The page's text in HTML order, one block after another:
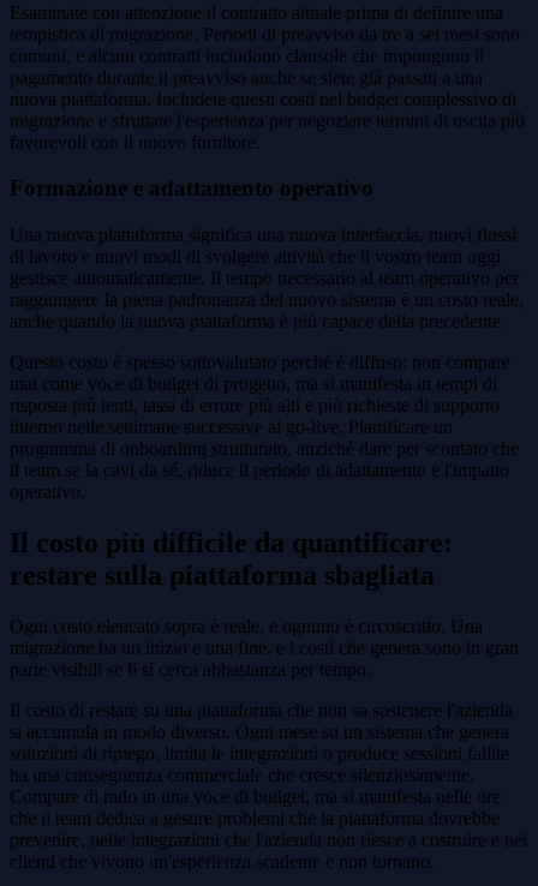
Esaminate con attenzione il contratto attuale prima di definire una
tempistica di migrazione. Periodi di preavviso da tre a sei mesi sono
comuni, e alcuni contratti includono clausole che impongono il
pagamento durante il preavviso anche se siete già passati a una
nuova piattaforma. Includete questi costi nel budget complessivo di
migrazione e sfruttate l'esperienza per negoziare termini di uscita più
favorevoli con il nuovo fornitore.
Formazione e adattamento operativo
Una nuova piattaforma significa una nuova interfaccia, nuovi flussi
di lavoro e nuovi modi di svolgere attività che il vostro team oggi
gestisce automaticamente. Il tempo necessario al team operativo per
raggiungere la piena padronanza del nuovo sistema è un costo reale,
anche quando la nuova piattaforma è più capace della precedente.
Questo costo è spesso sottovalutato perché è diffuso: non compare
mai come voce di budget di progetto, ma si manifesta in tempi di
risposta più lenti, tassi di errore più alti e più richieste di supporto
interno nelle settimane successive al go-live. Pianificare un
programma di onboarding strutturato, anziché dare per scontato che
il team se la cavi da sé, riduce il periodo di adattamento e l'impatto
operativo.
Il costo più difficile da quantificare:
restare sulla piattaforma sbagliata
Ogni costo elencato sopra è reale, e ognuno è circoscritto. Una
migrazione ha un inizio e una fine, e i costi che genera sono in gran
parte visibili se li si cerca abbastanza per tempo.
Il costo di restare su una piattaforma che non sa sostenere l'azienda
si accumula in modo diverso. Ogni mese su un sistema che genera
soluzioni di ripiego, limita le integrazioni o produce sessioni fallite
ha una conseguenza commerciale che cresce silenziosamente.
Compare di rado in una voce di budget, ma si manifesta nelle ore
che il team dedica a gestire problemi che la piattaforma dovrebbe
prevenire, nelle integrazioni che l'azienda non riesce a costruire e nei
clienti che vivono un'esperienza scadente e non tornano.